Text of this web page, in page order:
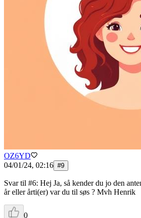
OZ6YD
04/01/24, 02:16 #9
Svar til #6: Hej Ja, så kender du jo den
år eller årti(er) var du til søs ? Mvh Henrik
0